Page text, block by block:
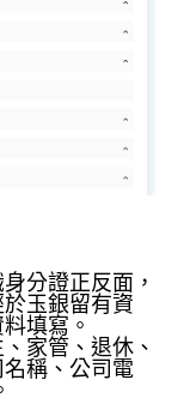
分證正反面，
玉銀留有資
填寫。
、家管、退休、
稱、公司電